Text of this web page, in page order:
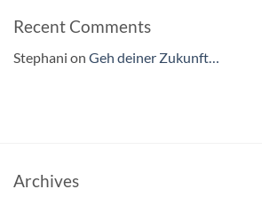
Recent Comments
Stephani on Geh deiner Zukunft…
Archives